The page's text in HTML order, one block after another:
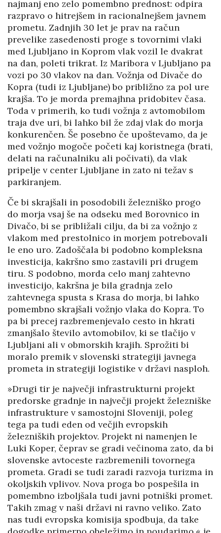
najmanj eno zelo pomembno prednost: odpira
razpravo o hitrejšem in racionalnejšem javnem
prometu. Zadnjih 30 let je prav na račun
prevelike zasedenosti proge s tovornimi vlaki
med Ljubljano in Koprom vlak vozil le dvakrat
na dan, poleti trikrat. Iz Maribora v Ljubljano pa
vozi po 30 vlakov na dan. Vožnja od Divače do
Kopra (tudi iz Ljubljane) bo približno za pol ure
krajša. To je morda premajhna pridobitev časa.
Toda v primerih, ko tudi vožnja z avtomobilom
traja dve uri, bi lahko bil že zdaj vlak do morja
konkurenčen. Še posebno če upoštevamo, da je
med vožnjo mogoče početi kaj koristnega (brati,
delati na računalniku ali počivati), da vlak
pripelje v center Ljubljane in zato ni težav s
parkiranjem.
Če bi skrajšali in posodobili železniško progo
do morja vsaj še na odseku med Borovnico in
Divačo, bi se približali cilju, da bi za vožnjo z
vlakom med prestolnico in morjem potrebovali
le eno uro. Zadoščala bi podobno kompleksna
investicija, kakršno smo zastavili pri drugem
tiru. S podobno, morda celo manj zahtevno
investicijo, kakršna je bila gradnja zelo
zahtevnega spusta s Krasa do morja, bi lahko
pomembno skrajšali vožnjo vlaka do Kopra. To
pa bi precej razbremenjevalo cesto in hkrati
zmanjšalo število avtomobilov, ki se tlačijo v
Ljubljani ali v obmorskih krajih. Sprožiti bi
moralo premik v slovenski strategiji javnega
prometa in strategiji logistike v državi nasploh.
»Drugi tir je največji infrastrukturni projekt
predorske gradnje in največji projekt železniške
infrastrukture v samostojni Sloveniji, poleg
tega pa tudi eden od večjih evropskih
železniških projektov. Projekt ni namenjen le
Luki Koper, čeprav se gradi večinoma zato, da bi
slovenske avtoceste razbremenili tovornega
prometa. Gradi se tudi zaradi razvoja turizma in
okoljskih vplivov. Nova proga bo pospešila in
pomembno izboljšala tudi javni potniški promet.
Takih zmag v naši državi ni ravno veliko. Zato
nas tudi evropska komisija spodbuja, da take